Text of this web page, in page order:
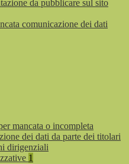
da pubblicare sul sito
comunicazione dei dati
mancata o incompleta
dei dati da parte dei titolari
dirigenziali
1